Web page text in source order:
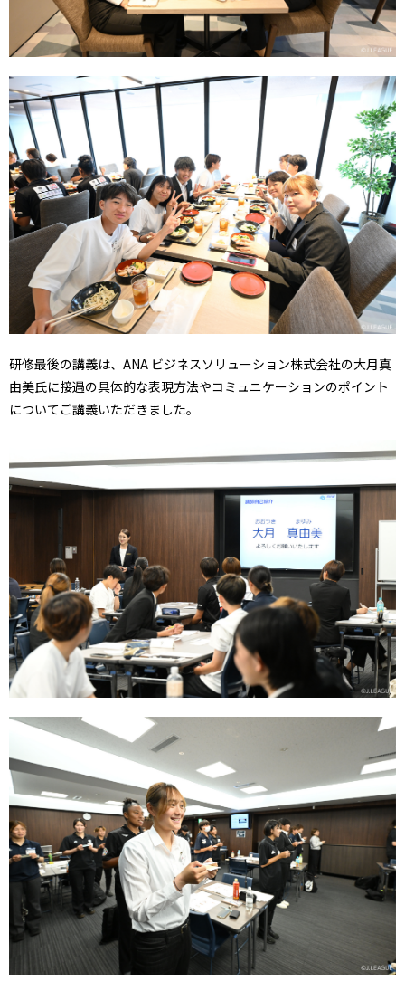
研修最後の講義は、ANA ビジネスソリューション株式会社の大月真
由美氏に接遇の具体的な表現方法やコミュニケーションのポイント
についてご講義いただきました。